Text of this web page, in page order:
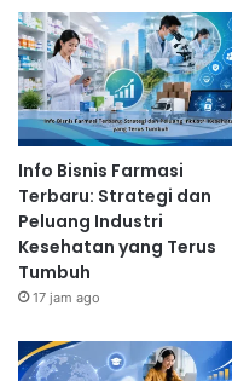
Info Bisnis Farmasi
Terbaru: Strategi dan
Peluang Industri
Kesehatan yang Terus
Tumbuh
17 jam ago